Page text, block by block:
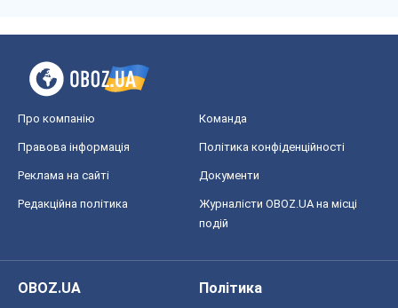
Про компанію Команда
Правова інформація Політика конфіденційності
Реклама на сайті Документи
Редакційна політика
Журналісти OBOZ.UA на місці
подій
OBOZ.UA
Політика